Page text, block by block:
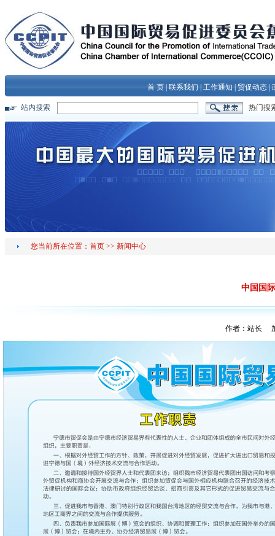
首 页 联系我们 工作通知 贸促动态
站内搜索 热门搜
您当前所在位置： 首页>> 新闻中心
中国国
作者：站长